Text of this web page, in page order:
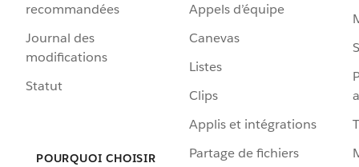
recommandées
Journal des
modifications
Statut
POURQUOI CHOISIR
Appels d’équipe
Canevas
Listes
Clips
Applis et intégrations
Partage de fichiers